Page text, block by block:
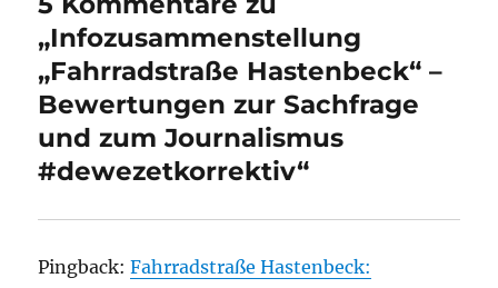
„Infozusammenstellung
„Fahrradstraße Hastenbeck“ –
Bewertungen zur Sachfrage
und zum Journalismus
#dewezetkorrektiv“
Pingback:Fahrradstraße Hastenbeck: